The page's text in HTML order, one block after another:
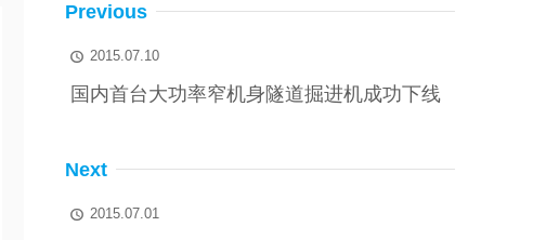
Previous
 2015.07.10
国内首台大功率窄机身隧道掘进机成功下线
Next
 2015.07.01